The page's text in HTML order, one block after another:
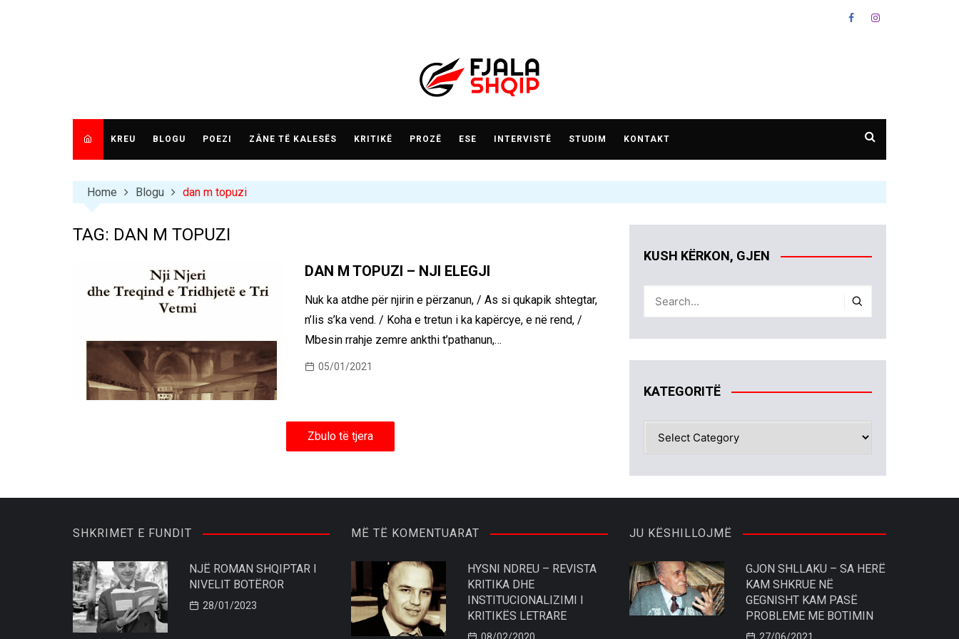
KREU BLOGU POEZI ZÂNE TË KALESËS KRITIKË PROZË ESE INTERVISTË STUDIM KONTAKT
Home Blogu dan m topuzi
TAG: DAN M TOPUZI
DAN M TOPUZI – NJI ELEGJI
Nuk ka atdhe për njirin e përzanun, / As si qukapik shtegtar,
n’lis s’ka vend. / Koha e tretun i ka kapërcye, e në rend, /
Mbesin rrahje zemre ankthi t’pathanun,…
05/01/2021
Zbulo të tjera
KUSH KËRKON, GJEN
KATEGORITË
KATEGORITË
SHKRIMET E FUNDIT
NJË ROMAN SHQIPTAR I
NIVELIT BOTËROR
28/01/2023
MË TË KOMENTUARAT
HYSNI NDREU – REVISTA
KRITIKA DHE
INSTITUCIONALIZIMI I
KRITIKËS LETRARE
JU KËSHILLOJMË
GJON SHLLAKU – SA HERË
KAM SHKRUE NË
GEGNISHT KAM PASË
PROBLEME ME BOTIMIN